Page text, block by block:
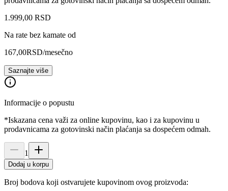
1.999,00 RSD
Na rate bez kamate od
167,00RSD/mesečno
Saznajte više
Informacije o popustu
*Iskazana cena važi za online kupovinu, kao i za kupovinu u
prodavnicama za gotovinski način plaćanja sa dospećem odmah.
1
Dodaj u korpu
Broj bodova koji ostvarujete kupovinom ovog proizvoda: